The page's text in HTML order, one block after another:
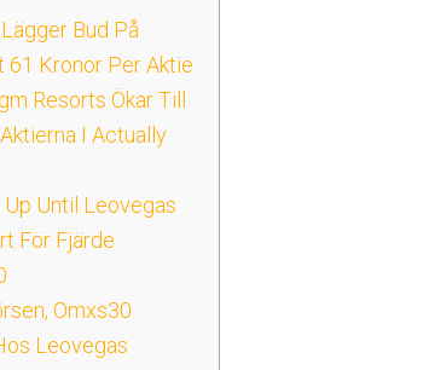
Bud På
61 Kronor Per Aktie
Resorts Ökar Till
I Actually
Up Until Leovegas
För Fjärde
Omxs30
Leovegas